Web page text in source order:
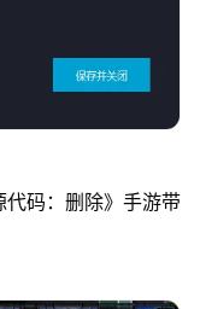
码：删除》手游带